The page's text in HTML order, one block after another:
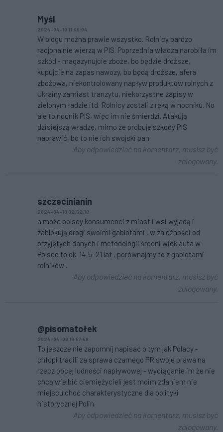
Myśl
2024-04-10 11:45:04
W blogu można prawie wszystko. Rolnicy bardzo
racjonalnie wierzą w PIS. Poprzednia władza narobiła im
szkód - magazynujcie zboże, bo będzie droższe,
kupujcie na zapas nawozy, bo będą droższe, afera
zbożowa, niekontrolowany napływ produktów rolnych z
Ukrainy zamiast tranzytu, niekorzystne zapisy w
zielonym ładzie itd. Rolnicy zostali z ręką w nocniku. No
ale to nocnik PIS, więc im nie śmierdzi. Atakują
dzisiejszą władzę, mimo że próbuje szkody PIS
naprawić, bo to nie ich swojski pan.
Aby odpowiedzieć na komentarz, musisz być
zalogowany.
szczecinianin
2024-04-10 02:52:10
a może polscy konsumenci z miast i wsi wyjadą i
zablokują drogi swoimi gablotami , w zależności od
przyjętych danych i metodologii średni wiek auta w
Polsce to ok. 14,5–21 lat , porównajmy to z gablotami
rolników .
Aby odpowiedzieć na komentarz, musisz być
zalogowany.
@pisomatołek
2024-04-09 19:57:58
To jeszcze nie zapomnij napisać o tym jak Polacy -
chłopi tracili za sprawa czarnego PR swoje prawa na
rzecz obcej ludności napływowej - wyciąganie im że nie
chcą wielbić ciemiężycieli jest moim zdaniem nie
miejscu choć charakterystyczne dla polityki
historycznej Polin.
Aby odpowiedzieć na komentarz, musisz być
zalogowany.